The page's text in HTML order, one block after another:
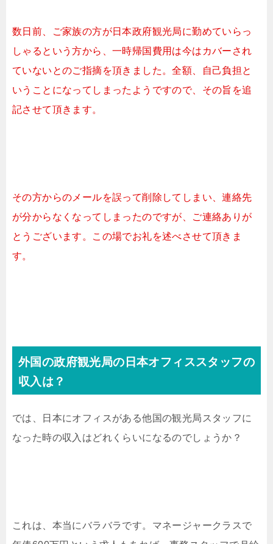
数日前、ご家族の方が日本政府観光局に勤めていらっ
しゃるという方から、一時帰国費用は今はカバーされ
ていないとのご指摘を頂きました。全額、自己負担と
いうことになってしまったようですので、その旨を追
記させて頂きます。
その方からのメールを誤って削除してしまい、連絡先
が分からなくなってしまったのですが、ご連絡ありが
とうございます。この場でお礼を述べさせて頂きま
す。
外国の政府観光局の日本オフィススタッフの
収入は？
では、日本にオフィスがある他国の観光局スタッフに
なった時の収入はどれくらいになるのでしょうか？
これは、本当にバラバラです。マネージャークラスで